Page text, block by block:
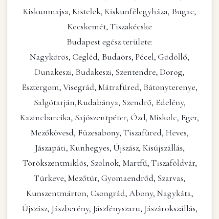
Kiskunmajsa, Kistelek, Kiskunfélegyháza, Bugac,
Kecskemét, Tiszakécske
Budapest egész területe:
Nagykörös, Cegléd, Budaörs, Pécel, Gödöllő,
Dunakeszi, Budakeszi, Szentendre, Dorog,
Esztergom, Visegrád, Mátrafüred, Bátonyterenye,
Salgótarján,Rudabánya, Szendrő, Edelény,
Kazincbarcika, Sajószentpéter, Ózd, Miskolc, Eger,
Mezőkövesd, Füzesabony, Tiszafüred, Heves,
Jászapáti, Kunhegyes, Újszász, Kisújszállás,
Törökszentmiklós, Szolnok, Martfű, Tiszaföldvár,
Túrkeve, Mezőtúr, Gyomaendrőd, Szarvas,
Kunszentmárton, Csongrád, Abony, Nagykáta,
Újszász, Jászberény, Jászfényszaru, Jászárokszállás,